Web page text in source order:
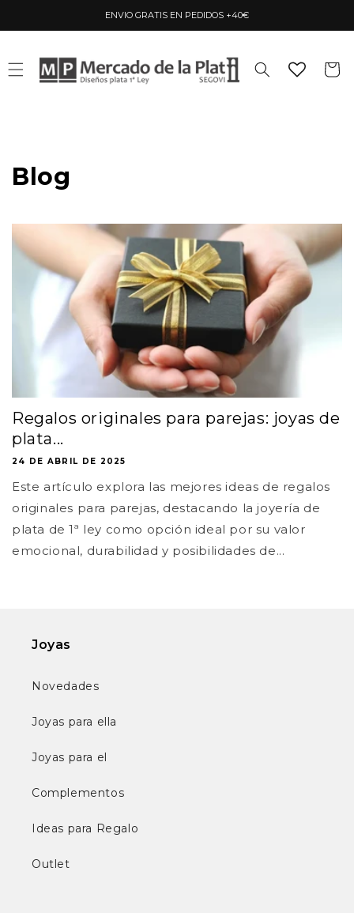
al contenido
ENVIO GRATIS EN PEDIDOS +40€
Carrito
Blog
Regalos originales para parejas: joyas de
plata...
24 DE ABRIL DE 2025
Este artículo explora las mejores ideas de regalos
originales para parejas, destacando la joyería de
plata de 1ª ley como opción ideal por su valor
emocional, durabilidad y posibilidades de...
Joyas
Novedades
Joyas para ella
Joyas para el
Complementos
Ideas para Regalo
Outlet